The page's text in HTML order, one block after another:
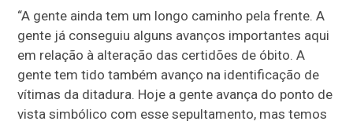
“A gente ainda tem um longo caminho pela frente. A
gente já conseguiu alguns avanços importantes aqui
em relação à alteração das certidões de óbito. A
gente tem tido também avanço na identificação de
vítimas da ditadura. Hoje a gente avança do ponto de
vista simbólico com esse sepultamento, mas temos